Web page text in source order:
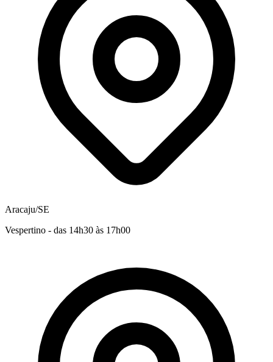
Aracaju/SE
Vespertino - das 14h30 às 17h00